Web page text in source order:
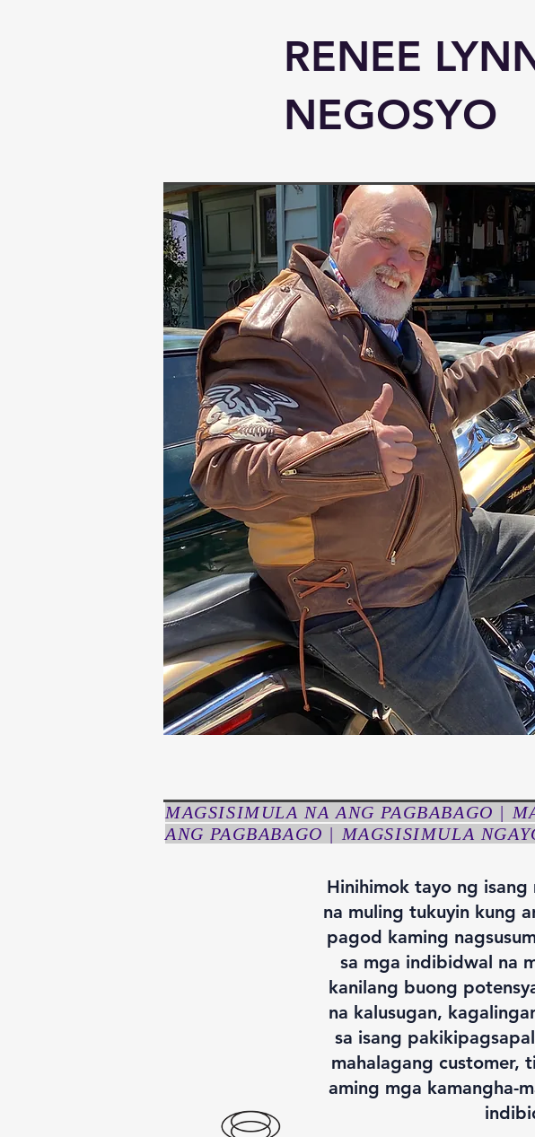
RENEE
NEGOSYO
MAGSISIMULA NA ANG PAGBABAGO |
ANG PAGBABAGO | MAGSISIMULA
Hinihimok tayo ng
na muling tukuyin kung
pagod kaming
sa mga indibidwal na
kanilang buong
na kalusugan,
sa isang
mahalagang customer,
aming mga kamangha-